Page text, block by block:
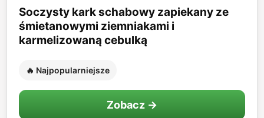
Soczysty kark schabowy zapiekany ze
śmietanowymi ziemniakami i
karmelizowaną cebulką
🔥 Najpopularniejsze
Zobacz →